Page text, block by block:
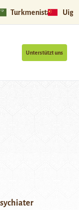
Turkmenistan
Unterstützt uns